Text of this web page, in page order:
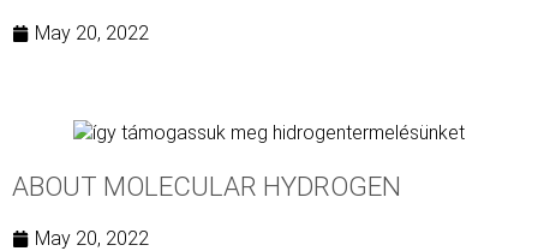
May 20, 2022
ABOUT MOLECULAR HYDROGEN
May 20, 2022